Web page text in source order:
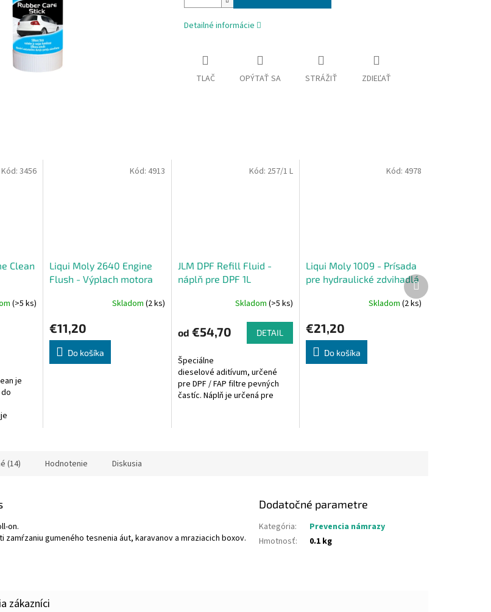
Detailné informácie
TLAČ OPÝTAŤ SA STRÁŽIŤ ZDIEĽAŤ
Clean
(>5 ks)
je
Kód: 3456
Liqui Moly 2640 Engine
Flush - Výplach motora
produktu
je
5,0
z
Skladom (2 ks)
€11,20
Do košíka
Kód: 4913
JLM DPF Refill Fluid -
náplň pre DPF 1L
Skladom(>5 ks)
od €54,70 DETAIL
Špeciálne
dieselové aditívum, určené
pre DPF / FAP filtre pevných
častíc. Náplň je určená pre
Kód: 257/1 L
Liqui Moly 1009 - Prísada
pre hydraulické zdvihadlá
Skladom (2 ks)
€21,20
Do košíka
Kód: 4978
Ďalší
produkt
(14) Hodnotenie Diskusia
on.
zamŕzaniu gumeného tesnenia áut, karavanov a mraziacich boxov.
Dodatočné parametre
Kategória:
Prevencia námrazy
Hmotnosť: 0.1 kg